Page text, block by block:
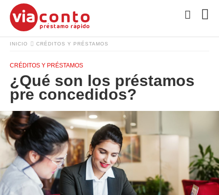
INICIO CRÉDITOS Y PRÉSTAMOS
CRÉDITOS Y PRÉSTAMOS
¿Qué son los préstamos
pre concedidos?